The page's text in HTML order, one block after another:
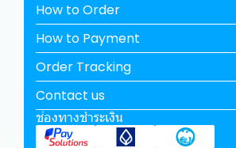
How to Order
How to Payment
Order Tracking
Contact us
ช่องทางชำระเงิน